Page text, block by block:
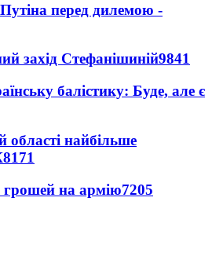
перед дилемою -
захід Стефанішиній9841
балістику: Буде, але є
області найбільше
8171
грошей на армію7205